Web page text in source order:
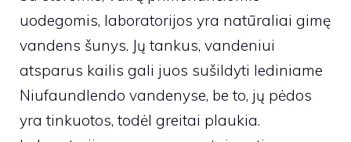
uodegomis, laboratorijos yra natūraliai gimę
vandens šunys. Jų tankus, vandeniui
atsparus kailis gali juos sušildyti lediniame
Niufaundlendo vandenyse, be to, jų pėdos
yra tinkuotos, todėl greitai plaukia.